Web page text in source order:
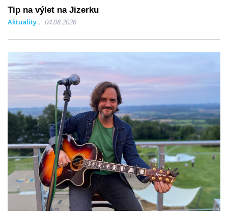
Tip na výlet na Jizerku
Aktuality 04.08.2026